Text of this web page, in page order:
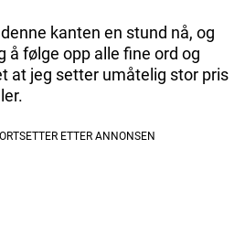
kanten en stund nå, og
følge opp alle fine ord og
at jeg setter umåtelig stor pris